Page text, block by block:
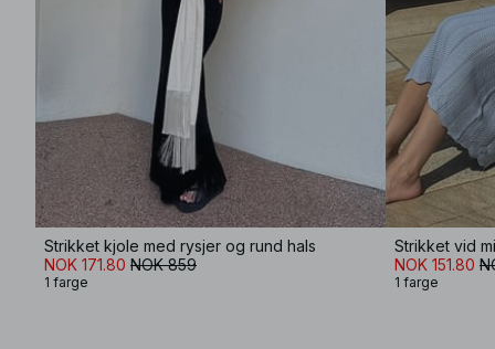
Strikket kjole med rysjer og rund hals
NOK 171.80 NOK 859
1 farge
Strikket vid
NOK 151.80
1 farge